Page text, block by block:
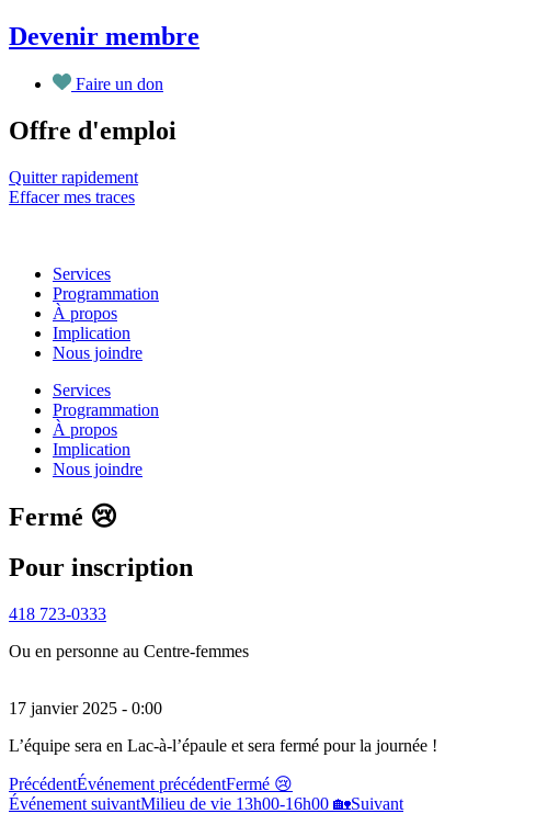
Aller
au
contenu
Devenir membre
Faire un don
Offre d'emploi
Quitter rapidement
Effacer mes traces
Services
Programmation
À propos
Implication
Nous joindre
Services
Programmation
À propos
Implication
Nous joindre
Fermé 😢
Pour inscription
418 723-0333
Ou en personne au Centre-femmes
17 janvier 2025 - 0:00
L’équipe sera en Lac-à-l’épaule et sera fermé pour la journée !
PrécédentÉvénement précédentFermé 😢
Événement suivantMilieu de vie 13h00-16h00 🏡Suivant